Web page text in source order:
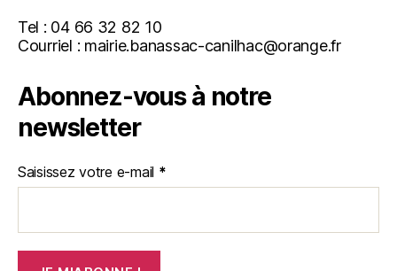
Tel : 04 66 32 82 10
Courriel : mairie.banassac-canilhac@orange.fr
Abonnez-vous à notre
newsletter
Saisissez votre e-mail *